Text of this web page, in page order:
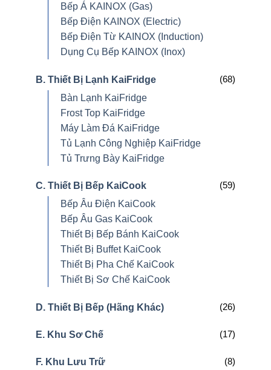
Bếp Á KAINOX (Gas)
Bếp Điện KAINOX (Electric)
Bếp Điện Từ KAINOX (Induction)
Dụng Cụ Bếp KAINOX (Inox)
B. Thiết Bị Lạnh KaiFridge
(68)
Bàn Lạnh KaiFridge
Frost Top KaiFridge
Máy Làm Đá KaiFridge
Tủ Lạnh Công Nghiệp KaiFridge
Tủ Trưng Bày KaiFridge
C. Thiết Bị Bếp KaiCook
(59)
Bếp Âu Điện KaiCook
Bếp Âu Gas KaiCook
Thiết Bị Bếp Bánh KaiCook
Thiết Bị Buffet KaiCook
Thiết Bị Pha Chế KaiCook
Thiết Bị Sơ Chế KaiCook
D. Thiết Bị Bếp (Hãng Khác) (26)
E. Khu Sơ Chế (17)
F. Khu Lưu Trữ (8)